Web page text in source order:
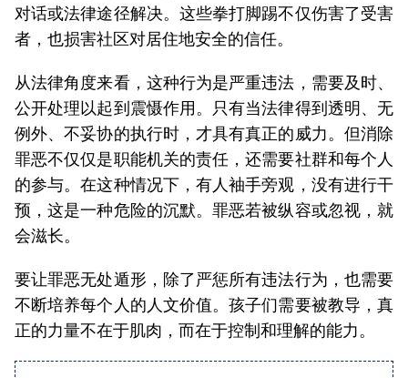
对话或法律途径解决。这些拳打脚踢不仅伤害了受害
者，也损害社区对居住地安全的信任。
从法律角度来看，这种行为是严重违法，需要及时、
公开处理以起到震慑作用。只有当法律得到透明、无
例外、不妥协的执行时，才具有真正的威力。但消除
罪恶不仅仅是职能机关的责任，还需要社群和每个人
的参与。在这种情况下，有人袖手旁观，没有进行干
预，这是一种危险的沉默。罪恶若被纵容或忽视，就
会滋长。
要让罪恶无处遁形，除了严惩所有违法行为，也需要
不断培养每个人的人文价值。孩子们需要被教导，真
正的力量不在于肌肉，而在于控制和理解的能力。